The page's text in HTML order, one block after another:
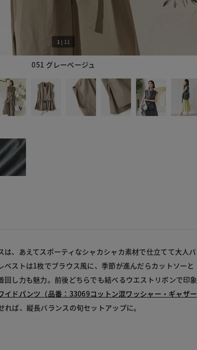
051 グレーベージュ
1 | 11
は、あえてスポーティなシャカシャカ素材で仕立てて大人バ
ベストは1枚でブラウス風に、季節が進んだらカットソーと
回し力も魅力。前後どちらでも結べるウエストリボンで印象
イドパンツ（品番：33069コットン混ワッシャー・ギャザー
れば、縦長バランスの旬セットアップに。